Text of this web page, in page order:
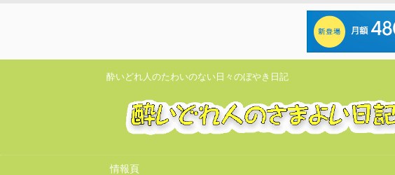
酔いどれ人のたわいのない日々のぼやき日記
情報頁